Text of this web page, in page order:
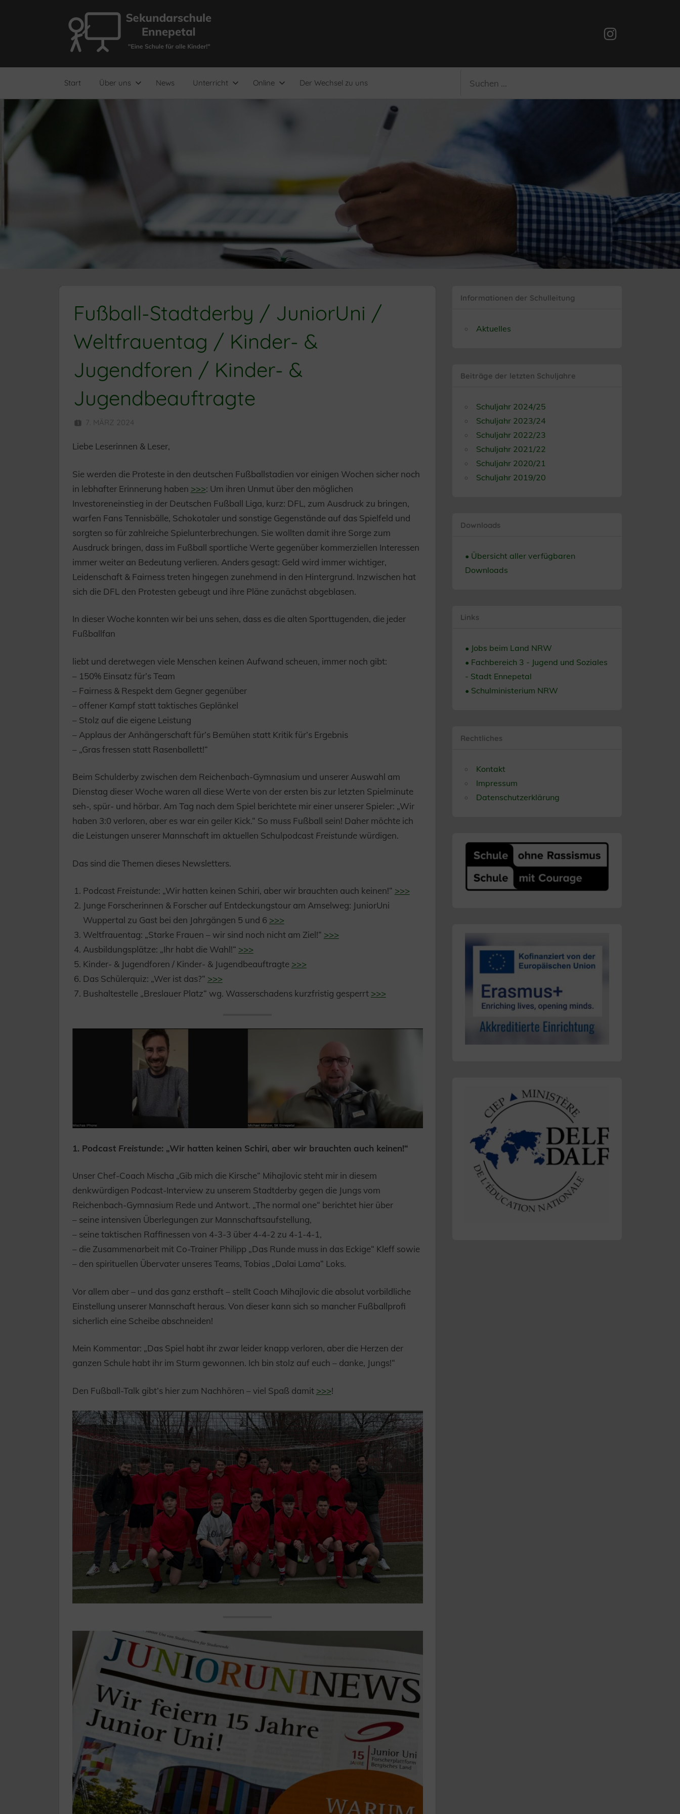
Sekundarschule
Ennepetal
"Eine
Schule
Kinder!"
Instagram
Start Über uns News Unterricht Online Der Wechsel zu uns
Fußball-Stadtderby / JuniorUni /
Weltfrauentag / Kinder- &
Jugendforen / Kinder- &
Jugendbeauftragte
7. MÄRZ 2024
Liebe Leserinnen & Leser,
Sie werden die Proteste in den deutschen Fußballstadien vor einigen Wochen sicher noch
in lebhafter Erinnerung haben >>>: Um ihren Unmut über den möglichen
Investoreneinstieg in der Deutschen Fußball Liga, kurz: DFL, zum Ausdruck zu bringen,
warfen Fans Tennisbälle, Schokotaler und sonstige Gegenstände auf das Spielfeld und
sorgten so für zahlreiche Spielunterbrechungen. Sie wollten damit ihre Sorge zum
Ausdruck bringen, dass im Fußball sportliche Werte gegenüber kommerziellen Interessen
immer weiter an Bedeutung verlieren. Anders gesagt: Geld wird immer wichtiger,
Leidenschaft & Fairness treten hingegen zunehmend in den Hintergrund. Inzwischen hat
sich die DFL den Protesten gebeugt und ihre Pläne zunächst abgeblasen.
In dieser Woche konnten wir bei uns sehen, dass es die alten Sporttugenden, die jeder
Fußballfan
liebt und deretwegen viele Menschen keinen Aufwand scheuen, immer noch gibt:
– 150% Einsatz für’s Team
– Fairness & Respekt dem Gegner gegenüber
– offener Kampf statt taktisches Geplänkel
– Stolz auf die eigene Leistung
– Applaus der Anhängerschaft für’s Bemühen statt Kritik für’s Ergebnis
– „Gras fressen statt Rasenballett!“
Beim Schulderby zwischen dem Reichenbach-Gymnasium und unserer Auswahl am
Dienstag dieser Woche waren all diese Werte von der ersten bis zur letzten Spielminute
seh-, spür- und hörbar. Am Tag nach dem Spiel berichtete mir einer unserer Spieler: „Wir
haben 3:0 verloren, aber es war ein geiler Kick.“ So muss Fußball sein! Daher möchte ich
die Leistungen unserer Mannschaft im aktuellen Schulpodcast Freistundewürdigen.
Das sind die Themen dieses Newsletters.
Podcast Freistunde: „Wir hatten keinen Schiri, aber wir brauchten auch keinen!“ >>>
Junge Forscherinnen & Forscher auf Entdeckungstour am Amselweg: JuniorUni
Wuppertal zu Gast bei den Jahrgängen 5 und 6 >>>
Weltfrauentag: „Starke Frauen – wir sind noch nicht am Ziel!“ >>>
Ausbildungsplätze: „Ihr habt die Wahl!“ >>>
Kinder- & Jugendforen / Kinder- & Jugendbeauftragte >>>
Das Schülerquiz: „Wer ist das?“ >>>
Bushaltestelle „Breslauer Platz“ wg. Wasserschadens kurzfristig gesperrt >>>
1. Podcast Freistunde: „Wir hatten keinen Schiri, aber wir brauchten auch keinen!“
Unser Chef-Coach Mischa „Gib mich die Kirsche“ Mihajlovic steht mir in diesem
denkwürdigen Podcast-Interview zu unserem Stadtderby gegen die Jungs vom
Reichenbach-Gymnasium Rede und Antwort. „The normal one“ berichtet hier über
– seine intensiven Überlegungen zur Mannschaftsaufstellung,
– seine taktischen Raffinessen von 4-3-3 über 4-4-2 zu 4-1-4-1,
– die Zusammenarbeit mit Co-Trainer Philipp „Das Runde muss in das Eckige“ Kleff sowie
– den spirituellen Übervater unseres Teams, Tobias „Dalai Lama“ Loks.
Vor allem aber – und das ganz ersthaft – stellt Coach Mihajlovic die absolut vorbildliche
Einstellung unserer Mannschaft heraus. Von dieser kann sich so mancher Fußballprofi
sicherlich eine Scheibe abschneiden!
Mein Kommentar: „Das Spiel habt ihr zwar leider knapp verloren, aber die Herzen der
ganzen Schule habt ihr im Sturm gewonnen. Ich bin stolz auf euch – danke, Jungs!“
Den Fußball-Talk gibt’s hier zum Nachhören – viel Spaß damit >>>!
Informationen der Schulleitung
Aktuelles
Beiträge der letzten Schuljahre
Schuljahr 2024/25
Schuljahr 2023/24
Schuljahr 2022/23
Schuljahr 2021/22
Schuljahr 2020/21
Schuljahr 2019/20
Downloads
• Übersicht aller verfügbaren
Downloads
Links
• Jobs beim Land NRW
• Fachbereich 3 - Jugend und Soziales
- Stadt Ennepetal
• Schulministerium NRW
Rechtliches
Kontakt
Impressum
Datenschutzerklärung